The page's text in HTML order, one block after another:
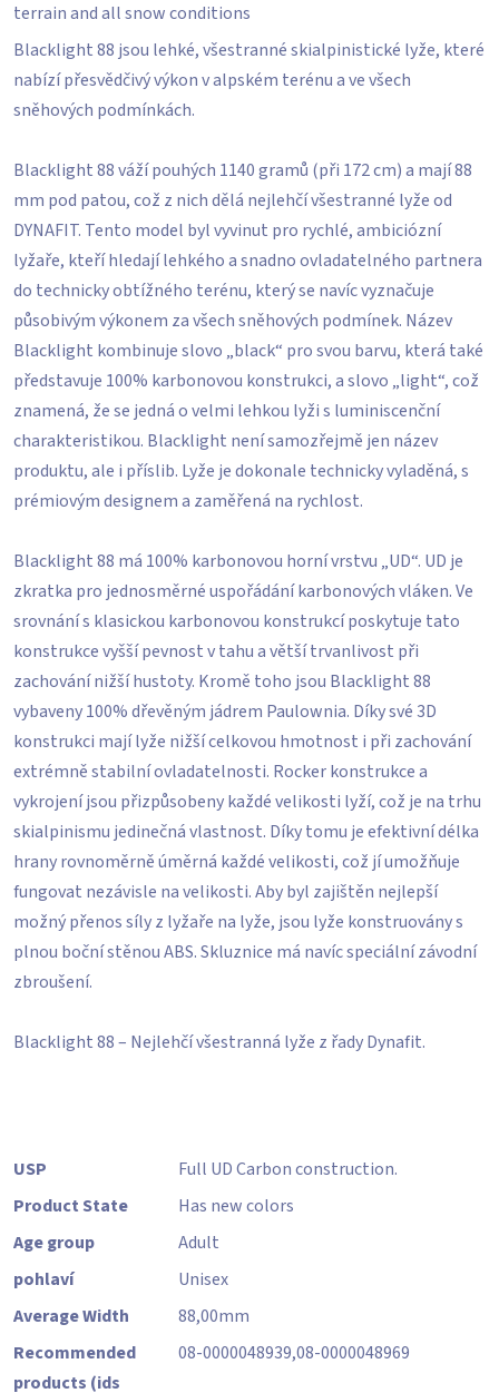
terrain and all snow conditions
Blacklight 88 jsou lehké, všestranné skialpinistické lyže, které
nabízí přesvědčivý výkon v alpském terénu a ve všech
sněhových podmínkách.
Blacklight 88 váží pouhých 1140 gramů (při 172 cm) a mají 88
mm pod patou, což z nich dělá nejlehčí všestranné lyže od
DYNAFIT. Tento model byl vyvinut pro rychlé, ambiciózní
lyžaře, kteří hledají lehkého a snadno ovladatelného partnera
do technicky obtížného terénu, který se navíc vyznačuje
působivým výkonem za všech sněhových podmínek. Název
Blacklight kombinuje slovo „black“ pro svou barvu, která také
představuje 100% karbonovou konstrukci, a slovo „light“, což
znamená, že se jedná o velmi lehkou lyži s luminiscenční
charakteristikou. Blacklight není samozřejmě jen název
produktu, ale i příslib. Lyže je dokonale technicky vyladěná, s
prémiovým designem a zaměřená na rychlost.
Blacklight 88 má 100% karbonovou horní vrstvu „UD“. UD je
zkratka pro jednosměrné uspořádání karbonových vláken. Ve
srovnání s klasickou karbonovou konstrukcí poskytuje tato
konstrukce vyšší pevnost v tahu a větší trvanlivost při
zachování nižší hustoty. Kromě toho jsou Blacklight 88
vybaveny 100% dřevěným jádrem Paulownia. Díky své 3D
konstrukci mají lyže nižší celkovou hmotnost i při zachování
extrémně stabilní ovladatelnosti. Rocker konstrukce a
vykrojení jsou přizpůsobeny každé velikosti lyží, což je na trhu
skialpinismu jedinečná vlastnost. Díky tomu je efektivní délka
hrany rovnoměrně úměrná každé velikosti, což jí umožňuje
fungovat nezávisle na velikosti. Aby byl zajištěn nejlepší
možný přenos síly z lyžaře na lyže, jsou lyže konstruovány s
plnou boční stěnou ABS. Skluznice má navíc speciální závodní
zbroušení.
Blacklight 88 – Nejlehčí všestranná lyže z řady Dynafit.
USP
Full UD Carbon construction.
Product State
Has new colors
Age group
Adult
pohlaví
Unisex
Average Width
88,00mm
Recommended
products (ids
08-0000048939,08-0000048969